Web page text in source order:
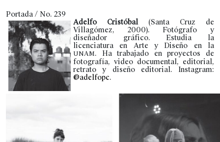
Portada / No. 239
Adelfo Cristóbal(Santa Cruz de
Villagómez, 2000). Fotógrafo y
diseñador gráfico. Estudia la
licenciatura en Arte y Diseño en la
UNAM. Ha trabajado en proyectos de
fotografía, video documental, editorial,
retrato y diseño editorial. Instagram:
@adelfopc.